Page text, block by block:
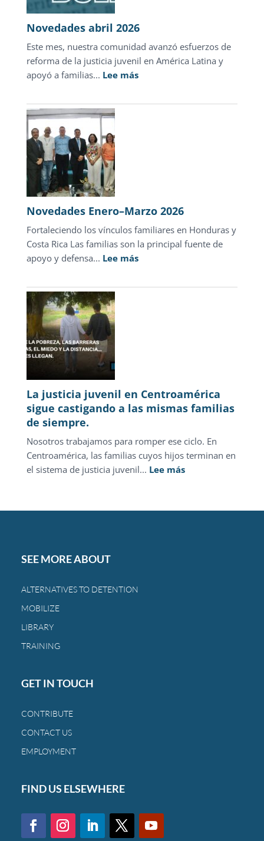
Novedades abril 2026
Este mes, nuestra comunidad avanzó esfuerzos de
reforma de la justicia juvenil en América Latina y
apoyó a familias... Lee más:
abril
Novedades Enero–Marzo 2026
Fortaleciendo los vínculos familiares en Honduras y
Costa Rica Las familias son la principal fuente de
apoyo y defensa... Lee más:
Enero–
La justicia juvenil en Centroamérica
sigue castigando a las mismas familias
de siempre.
Nosotros trabajamos para romper ese ciclo. En
Centroamérica, las familias cuyos hijos terminan en
el sistema de justicia juvenil... Lee más:
juvenil
SEE MORE ABOUT
ALTERNATIVES TO DETENTION
MOBILIZE
LIBRARY
TRAINING
GET IN TOUCH
CONTRIBUTE
CONTACT US
EMPLOYMENT
FIND US ELSEWHERE